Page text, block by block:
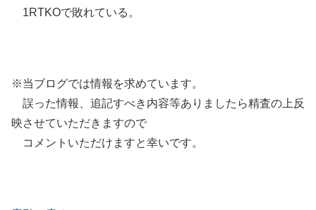
1RTKOで敗れている。
※当ブログでは情報を求めています。
誤った情報、追記すべき内容等ありましたら精査の上反
映させていただきますので
コメントいただけますと幸いです。